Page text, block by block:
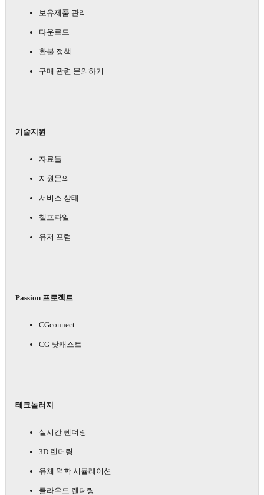
보유제품 관리
다운로드
환불 정책
구매 관련 문의하기
기술지원
자료들
지원문의
서비스 상태
헬프파일
유저 포럼
Passion 프로젝트
CGconnect
CG 팟캐스트
테크놀러지
실시간 렌더링
3D 렌더링
유체 역학 시뮬레이션
클라우드 렌더링